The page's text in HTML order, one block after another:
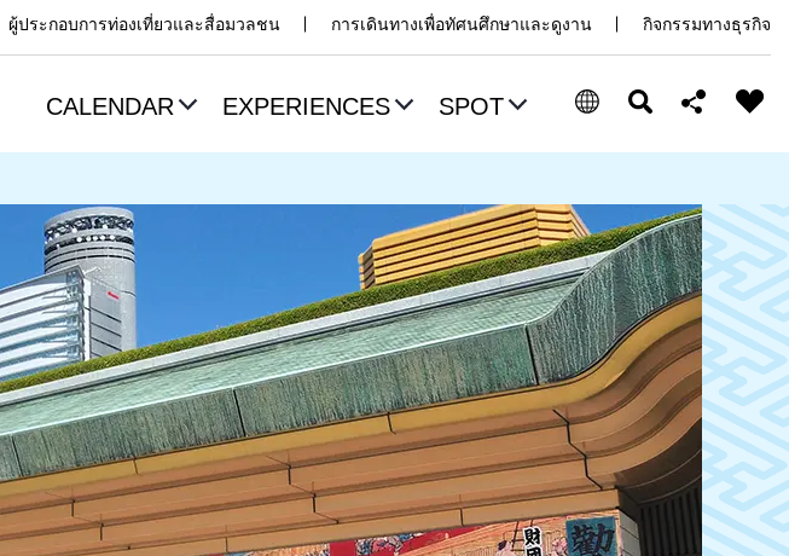
ผู้ประกอบการท่องเที่ยวและสื่อมวลชน การเดินทางเพื่อทัศนศึกษาและดูงาน กิจกรรมทางธุรกิจ
CALENDAR EXPERIENCES SPOT